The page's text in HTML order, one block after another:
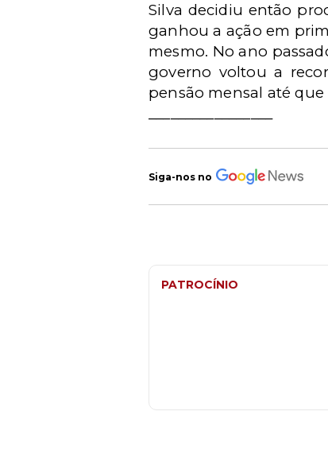
Silva decidiu então
ganhou a ação em
mesmo. No ano
governo voltou a
pensão mensal até
Siga-nos no
PATROCÍNIO